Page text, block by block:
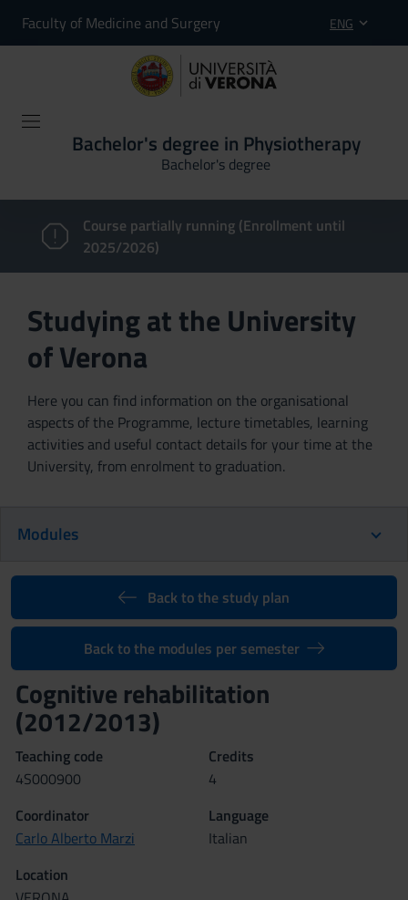
Faculty of Medicine and Surgery ENG
Bachelor's degree in Physiotherapy
Bachelor's degree
Course partially running (Enrollment until
2025/2026)
Studying at the University
of Verona
Here you can find information on the organisational
aspects of the Programme, lecture timetables, learning
activities and useful contact details for your time at the
University, from enrolment to graduation.
Modules
Back to the study plan
Back to the modules per semester
Cognitive rehabilitation
(2012/2013)
Teaching code
4S000900
Credits
4
Coordinator
Carlo Alberto Marzi
Language
Italian
Location